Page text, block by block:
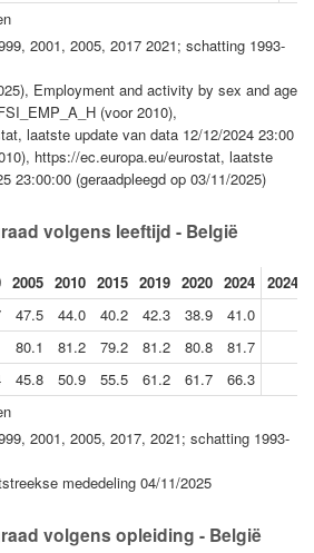
2001, 2005, 2017 2021; schatting 1993-
Employment and activity by sex and age
(voor 2010),
laatste update van data 12/12/2024 23:00
https://ec.europa.eu/eurostat, laatste
23:00:00 (geraadpleegd op 03/11/2025)
volgens leeftijd - België
2005 2010 2015 2019 2020 2024 2024//
47.5 44.0 40.2 42.3 38.9
41.0
80.1 81.2 79.2 81.2 80.8
81.7
45.8 50.9 55.5 61.2 61.7
66.3
2001, 2005, 2017, 2021; schatting 1993-
mededeling 04/11/2025
volgens opleiding - België